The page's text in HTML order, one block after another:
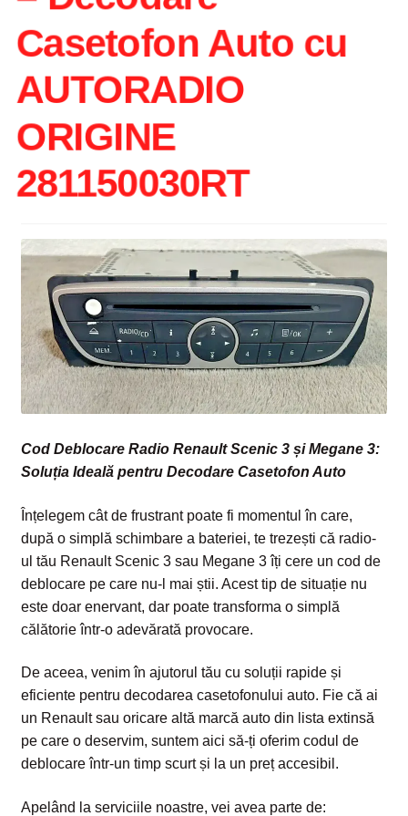
Casetofon Auto cu
AUTORADIO
ORIGINE
281150030RT
Cod Deblocare Radio Renault Scenic 3 și Megane 3:
Soluția Ideală pentru Decodare Casetofon Auto
Înțelegem cât de frustrant poate fi momentul în care,
după o simplă schimbare a bateriei, te trezești că radio-
ul tău Renault Scenic 3 sau Megane 3 îți cere un cod de
deblocare pe care nu-l mai știi. Acest tip de situație nu
este doar enervant, dar poate transforma o simplă
călătorie într-o adevărată provocare.
De aceea, venim în ajutorul tău cu soluții rapide și
eficiente pentru decodarea casetofonului auto. Fie că ai
un Renault sau oricare altă marcă auto din lista extinsă
pe care o deservim, suntem aici să-ți oferim codul de
deblocare într-un timp scurt și la un preț accesibil.
Apelând la serviciile noastre, vei avea parte de: